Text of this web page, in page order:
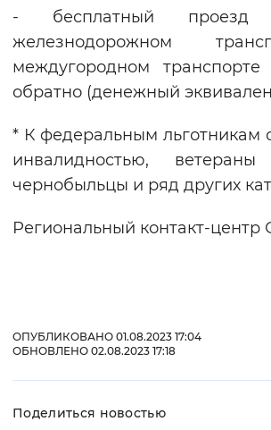
- бесплатный проезд
железнодорожном
междугородном
обратно (денежный
* К федеральным льготникам
инвалидностью,
чернобыльцы и ряд других
Региональный контакт-
ОПУБЛИКОВАНО 01.08.2023 17:04
ОБНОВЛЕНО 02.08.2023 17:18
Поделиться новостью